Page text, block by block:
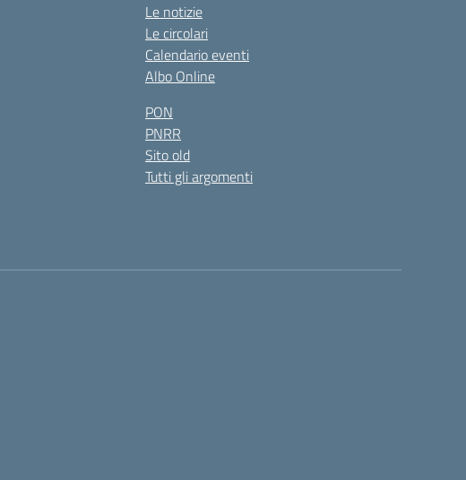
Le notizie
Le circolari
Calendario eventi
Albo Online
PON
PNRR
Sito old
Tutti gli argomenti